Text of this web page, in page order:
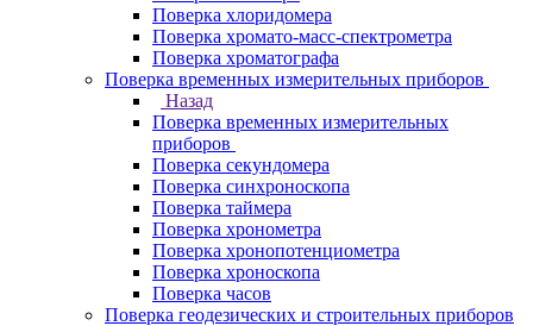
Поверка хлоридомера
Поверка хромато-масс-спектрометра
Поверка хроматографа
Поверка временных измерительных приборов
Назад
Поверка временных измерительных
приборов
Поверка секундомера
Поверка синхроноскопа
Поверка таймера
Поверка хронометра
Поверка хронопотенциометра
Поверка хроноскопа
Поверка часов
Поверка геодезических и строительных приборов